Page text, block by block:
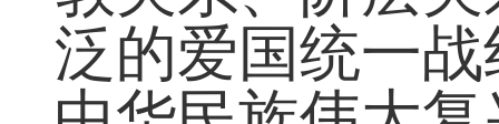
教关系、阶层
泛的爱国统一